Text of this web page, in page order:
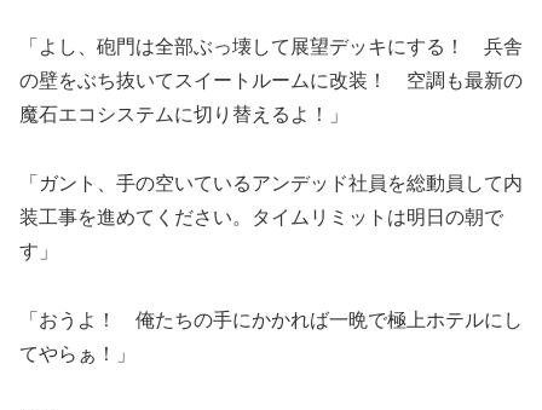
「よし、砲門は全部ぶっ壊して展望デッキにする！ 兵舎
の壁をぶち抜いてスイートルームに改装！ 空調も最新の
魔石エコシステムに切り替えるよ！」
「ガント、手の空いているアンデッド社員を総動員して内
装工事を進めてください。タイムリミットは明日の朝で
す」
「おうよ！ 俺たちの手にかかれば一晩で極上ホテルにし
てやらぁ！」